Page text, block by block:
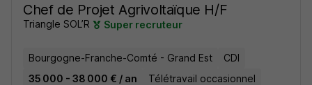
Chef de Projet Agrivoltaïque H/F
Triangle SOL’R Super recruteur
Bourgogne-Franche-Comté - Grand Est
CDI
35 000 - 38 000 € / an
Télétravail occasionnel